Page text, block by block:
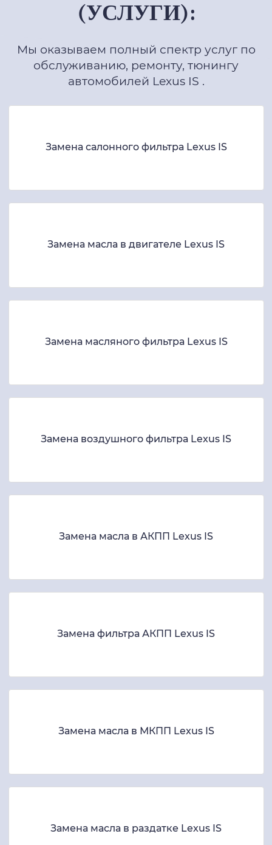
(УСЛУГИ):
Мы оказываем полный спектр услуг по
обслуживанию, ремонту, тюнингу
автомобилей Lexus IS .
Замена салонного фильтра Lexus IS
Замена масла в двигателе Lexus IS
Замена масляного фильтра Lexus IS
Замена воздушного фильтра Lexus IS
Замена масла в АКПП Lexus IS
Замена фильтра АКПП Lexus IS
Замена масла в МКПП Lexus IS
Замена масла в раздатке Lexus IS